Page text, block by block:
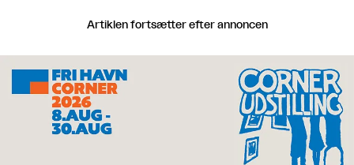
Artiklen fortsætter efter annoncen